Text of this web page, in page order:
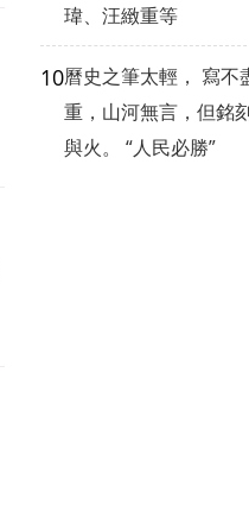
瑋、汪緻重等
10曆史之筆太輕， 寫不
重，山河無言，但銘
與火。 “人民必勝”